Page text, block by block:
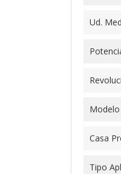
Ud.
Casa
Tipo